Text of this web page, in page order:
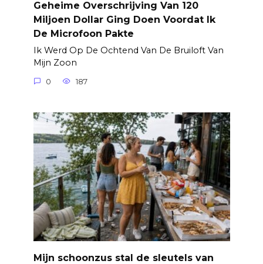
Geheime Overschrijving Van 120
Miljoen Dollar Ging Doen Voordat Ik
De Microfoon Pakte
Ik Werd Op De Ochtend Van De Bruiloft Van
Mijn Zoon
0 187
Mijn schoonzus stal de sleutels van